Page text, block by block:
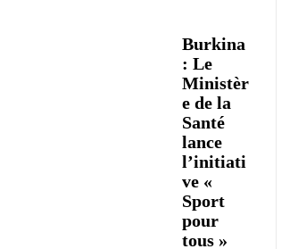
Burkina
: Le
Ministèr
e de la
Santé
lance
l’initiati
ve «
Sport
pour
tous »